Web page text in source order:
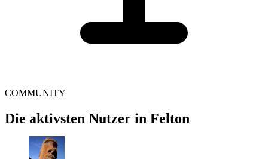
COMMUNITY
Die aktivsten Nutzer in Felton